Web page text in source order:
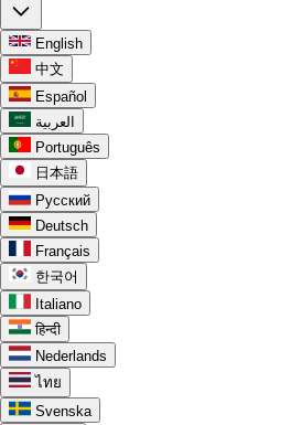
English
中文
Español
العربية
Português
日本語
Русский
Deutsch
Français
한국어
Italiano
हिन्दी
Nederlands
ไทย
Svenska